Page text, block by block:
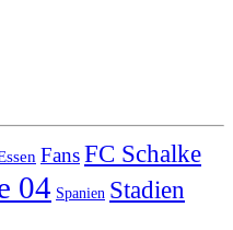
FansFC Schalke
04 Spanien Stadien